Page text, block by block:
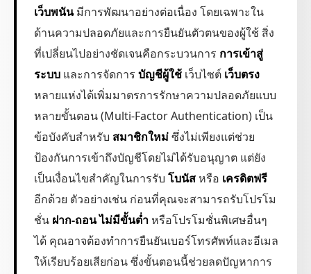
เว็บพนันมีการพัฒนาอย่างต่อเนื่อง โดยเฉพาะใน
ด้านความปลอดภัยและการยืนยันตัวตนของผู้ใช้ สิ่ง
ที่เปลี่ยนไปอย่างชัดเจนคือกระบวนการ การเข้าสู่
ระบบ และการจัดการ บัญชีผู้ใช้ เว็บไซต์ เว็บตรง
หลายแห่งได้เพิ่มมาตรการรักษาความปลอดภัยแบบ
หลายขั้นตอน (Multi-Factor Authentication) เป็น
ข้อบังคับสำหรับ สมาชิกใหม่ซึ่งไม่เพียงแต่ช่วย
ป้องกันการเข้าถึงบัญชีโดยไม่ได้รับอนุญาต แต่ยัง
เป็นเงื่อนไขสำคัญในการรับ โบนัสหรือ เครดิตฟรี
อีกด้วย ตัวอย่างเช่น ก่อนที่คุณจะสามารถรับโปรโม
ชั่น ฝาก-ถอน ไม่มีขั้นต่ำหรือโปรโมชั่นพิเศษอื่นๆ
ได้ คุณอาจต้องทำการยืนยันเบอร์โทรศัพท์และอีเมล
ให้เรียบร้อยเสียก่อน ซึ่งขั้นตอนนี้ช่วยลดปัญหาการ